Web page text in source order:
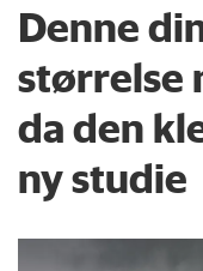
Denne
størrelse
da den
ny studie